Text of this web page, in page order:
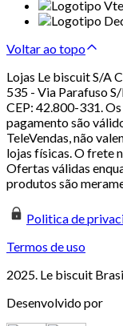
Voltar ao topo
Lojas Le biscuit S/A
535 - Via Parafuso
CEP: 42.800-331.
pagamento são
TeleVendas, não
lojas físicas. O frete
Ofertas válidas
produtos são
Politica de
Termos de uso
2025. Le biscuit
Desenvolvido por